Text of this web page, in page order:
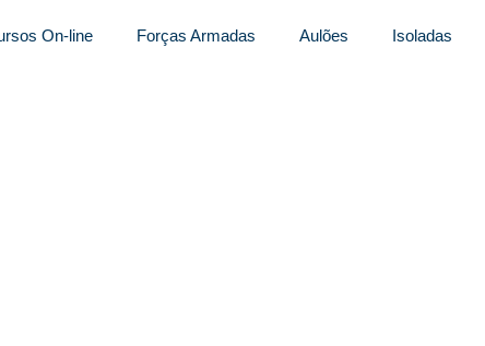
On-line Forças Armadas Aulões Isoladas